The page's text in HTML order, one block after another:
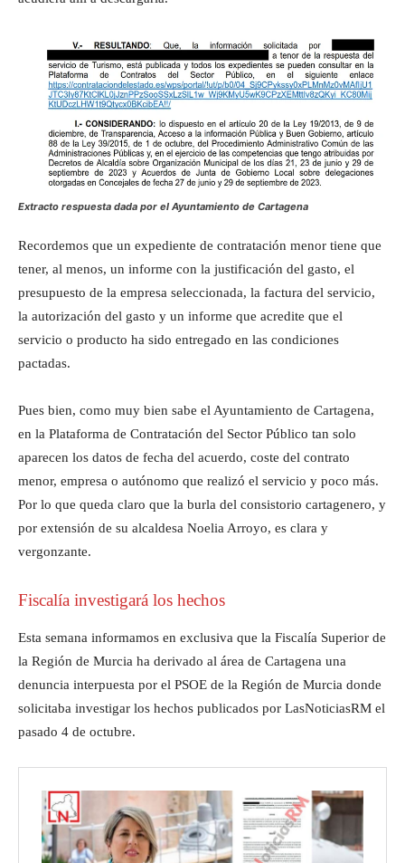
Extracto respuesta dada por el Ayuntamiento de Cartagena
Recordemos que un expediente de contratación menor tiene que
tener, al menos, un informe con la justificación del gasto, el
presupuesto de la empresa seleccionada, la factura del servicio,
la autorización del gasto y un informe que acredite que el
servicio o producto ha sido entregado en las condiciones
pactadas.
Pues bien, como muy bien sabe el Ayuntamiento de Cartagena,
en la Plataforma de Contratación del Sector Público tan solo
aparecen los datos de fecha del acuerdo, coste del contrato
menor, empresa o autónomo que realizó el servicio y poco más.
Por lo que queda claro que la burla del consistorio cartagenero, y
por extensión de su alcaldesa Noelia Arroyo, es clara y
vergonzante.
Fiscalía investigará los hechos
Esta semana informamos en exclusiva que la Fiscalía Superior de
la Región de Murcia ha derivado al área de Cartagena una
denuncia interpuesta por el PSOE de la Región de Murcia donde
solicitaba investigar los hechos publicados por LasNoticiasRM el
pasado 4 de octubre.